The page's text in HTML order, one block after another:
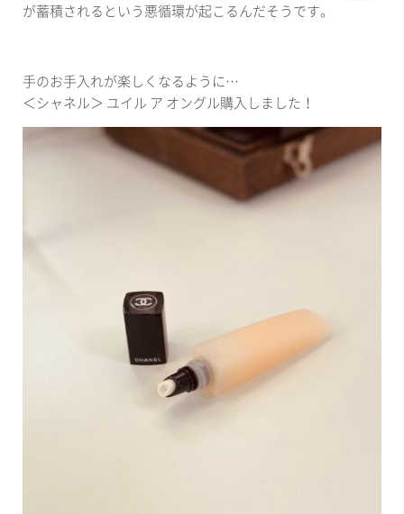
が蓄積されるという悪循環が起こるんだそうです。
手のお手入れが楽しくなるように…
＜シャネル＞ ユイル ア オングル購入しました！